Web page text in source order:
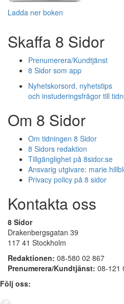
Ladda ner boken
Skaffa 8 Sidor
Prenumerera/Kundtjänst
8 Sidor som app
Nyhetskorsord, nyhetstips
och instuderingsfrågor till
Om 8 Sidor
Om tidningen 8 Sidor
8 Sidors redaktion
Tillgänglighet på 8sidor.se
Ansvarig utgivare:
Privacy policy på 8 sidor
Kontakta oss
8 Sidor
Drakenbergsgatan 39
117 41 Stockholm
Redaktionen: 08-580 02 867
Prenumerera/Kundtjänst: 08-121
Följ oss: